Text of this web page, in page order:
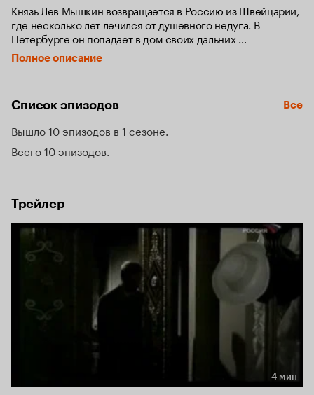
Князь Лев Мышкин возвращается в Россию из Швейцарии,
где несколько лет лечился от душевного недуга. В
Петербурге он попадает в дом своих дальних
родственников – семьи Епанчиных. Чуткий и
внимательный к другим людям он оказывается в
Полное описание
Список эпизодов Все
Вышло 10 эпизодов в 1 сезоне
Всего 10 эпизодов
Трейлер
Длительность 4 мин
4 мин